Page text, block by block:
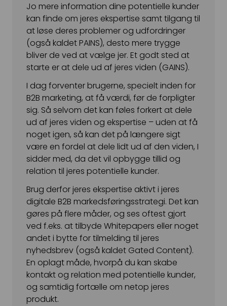
Jo mere information dine potentielle kunder
kan finde om jeres ekspertise samt tilgang til
at løse deres problemer og udfordringer
(også kaldet PAINS), desto mere trygge
bliver de ved at vælge jer. Et godt sted at
starte er at dele ud af jeres viden (GAINS).
I dag forventer brugerne, specielt inden for
B2B marketing, at få værdi, før de forpligter
sig. Så selvom det kan føles forkert at dele
ud af jeres viden og ekspertise – uden at få
noget igen, så kan det på længere sigt
være en fordel at dele lidt ud af den viden, I
sidder med, da det vil opbygge tillid og
relation til jeres potentielle kunder.
Brug derfor jeres ekspertise aktivt i jeres
digitale B2B markedsføringsstrategi. Det kan
gøres på flere måder, og ses oftest gjort
ved f.eks. at tilbyde Whitepapers eller noget
andet i bytte for tilmelding til jeres
nyhedsbrev (også kaldet Gated Content).
En oplagt måde, hvorpå du kan skabe
kontakt og relation med potentielle kunder,
og samtidig fortælle om netop jeres
produkt.